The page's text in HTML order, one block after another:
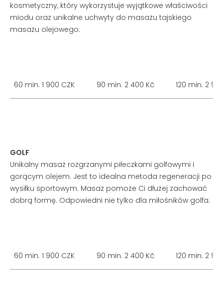
kosmetyczny, który wykorzystuje wyjątkowe właściwości
miodu oraz unikalne uchwyty do masażu tajskiego
masażu olejowego.
60 min. 1 900 CZK 90 min. 2 400 Kč 120 min. 2
GOLF
Unikalny masaż rozgrzanymi piłeczkami golfowymi i
gorącym olejem. Jest to idealna metoda regeneracji po
wysiłku sportowym. Masaż pomoże Ci dłużej zachować
dobrą formę. Odpowiedni nie tylko dla miłośników golfa.
60 min. 1 900 CZK 90 min. 2 400 Kč 120 min. 2